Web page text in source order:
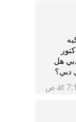
هل
دبي؟